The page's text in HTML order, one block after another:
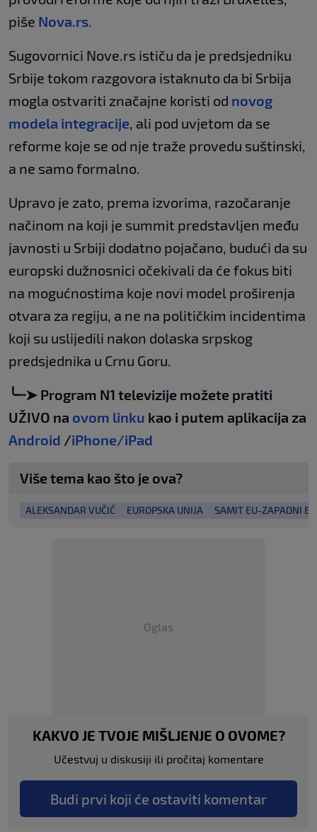
piše Nova.rs.
Sugovornici Nove.rs ističu da je predsjedniku
Srbije tokom razgovora istaknuto da bi Srbija
mogla ostvariti značajne koristi od novog
modela integracije, ali pod uvjetom da se
reforme koje se od nje traže provedu suštinski,
a ne samo formalno.
Upravo je zato, prema izvorima, razočaranje
načinom na koji je summit predstavljen među
javnosti u Srbiji dodatno pojačano, budući da su
europski dužnosnici očekivali da će fokus biti
na mogućnostima koje novi model proširenja
otvara za regiju, a ne na političkim incidentima
koji su uslijedili nakon dolaska srpskog
predsjednika u Crnu Goru.
╰┈➤ Program N1 televizije možete pratiti
UŽIVO na ovom linku kao i putem aplikacija za
Android /iPhone/iPad
Više tema kao što je ova?
ALEKSANDAR VUČIĆ EUROPSKA UNIJA SAMIT EU-ZAPADNI
Oglas
KAKVO JE TVOJE MIŠLJENJE O OVOME?
Učestvuj u diskusiji ili pročitaj komentare
Budi prvi koji će ostaviti komentar